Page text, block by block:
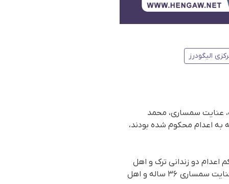
الیگودرز
عنایت سمساری، محمد
به اعدام محکوم شده بودند،
به سازمان حقوق بشری هه‌نگاو، روز دوشنبه ۱۳ مرداد١٤٠٤(٤آگوست ٢٠٢٣)، حکم اعدام دو زندانی ترک و اهل
تبریز بە نام‌های حسام مولودی، ۲۹ سالە و متین شهباززاده‌ مقدم، ۲۴ ساله و یک زندانی دیگر بە نام عنایت سمساری ۳۶ ساله و اهل